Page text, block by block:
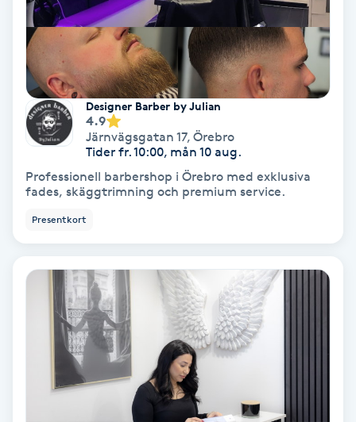
Fibromassage
Fillers
Fotmassage
Fotsvamp
Fotvård
Fransborttagning
Fransfärgning
Fransförlängning
Designer Barber by Julian
4.9
Järnvägsgatan 17, Örebro
Tider fr. 10:00, mån 10 aug.
Professionell barbershop i Örebro med exklusiva
fades, skäggtrimning och premium service.
Presentkort